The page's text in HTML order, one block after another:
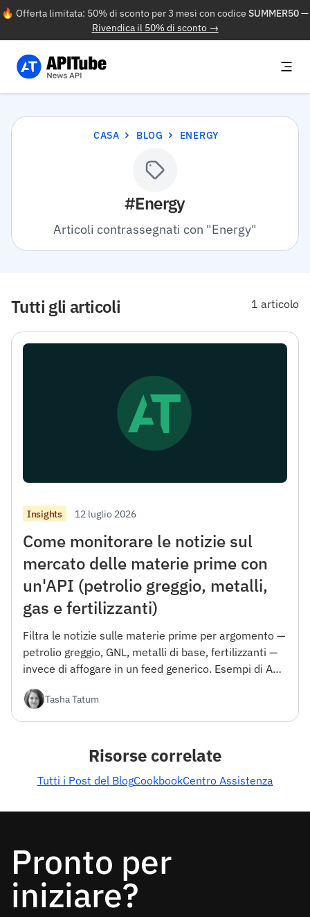
🔥 Offerta limitata: 50% di sconto per 3 mesi con codice SUMMER50—
Rivendica il 50% di sconto →
CASA BLOG ENERGY
#Energy
Articoli contrassegnati con "Energy"
Tutti gli articoli 1 articolo
Insights 12 luglio 2026
Come monitorare le notizie sul
mercato delle materie prime con
un'API (petrolio greggio, metalli,
gas e fertilizzanti)
Filtra le notizie sulle materie prime per argomento —
petrolio greggio, GNL, metalli di base, fertilizzanti —
invece di affogare in un feed generico. Esempi di API
argomenti sulle materie prime.
Tasha Tatum
Risorse correlate
Tutti i Post del BlogCookbookCentro Assistenza
Pronto per
iniziare?